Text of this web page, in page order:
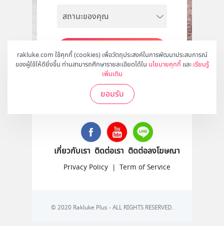
rakluke.com ใช้คุกกี้ (cookies) เพื่อวัตถุประสงค์ในการพัฒนาประสบการณ์
ของผู้ใช้ให้ดียิ่งขึ้น ท่านสามารถศึกษารายละเอียดได้ใน นโยบายคุกกี้ และ เรียนรู้
เพิ่มเติม
ยอมรับ
สมัคร
ติดตามเราได้ที่
เกี่ยวกับเรา ติดต่อเรา ติดต่อลงโฆษณา
Privacy Policy | Term of Service
© 2020 Rakluke Plus - ALL RIGHTS RESERVED.